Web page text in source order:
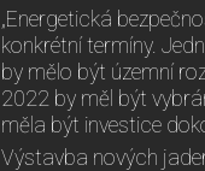
„Energetická
konkrétní termíny.
by mělo být územní
2022 by měl být
měla být investice
Výstavba nových